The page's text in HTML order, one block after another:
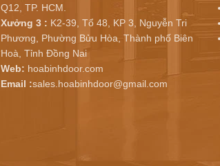
Q12, TP. HCM.
Xưởng 3 : K2-39, Tổ 48, KP 3, Nguyễn Tri
Phương, Phường Bửu Hòa, Thành phố Biên
Hoà, Tỉnh Đồng Nai
Web: hoabinhdoor.com
Email :sales.hoabinhdoor@gmail.com